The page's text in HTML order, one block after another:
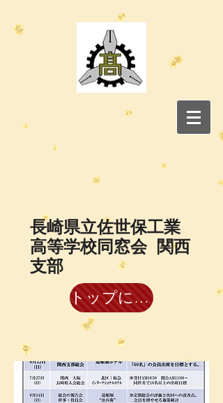
​長崎県立佐世保工業
高等学校同窓会 関西
支部
トップに戻る